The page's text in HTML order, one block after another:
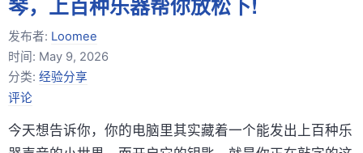
发布者: Loomee
时间: May 9, 2026
分类: 经验分享
评论
今天想告诉你，你的电脑里其实藏着一个能发出上百种乐